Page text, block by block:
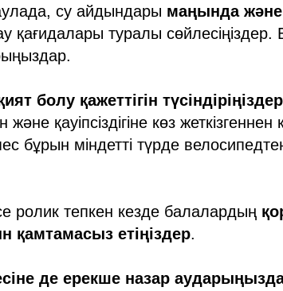
су айдындары маңында және
қағидалары туралы
болу қажеттігін
қауіпсіздігіне көз жеткізгеннен
бұрын міндетті түрде
ролик тепкен кезде балалардың
қамтамасыз етіңіздер.
де ерекше назар